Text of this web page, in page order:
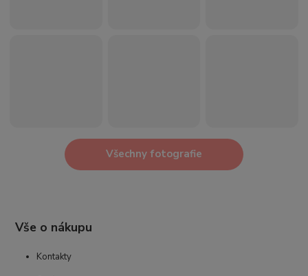
Všechny fotografie
Vše o nákupu
Kontakty